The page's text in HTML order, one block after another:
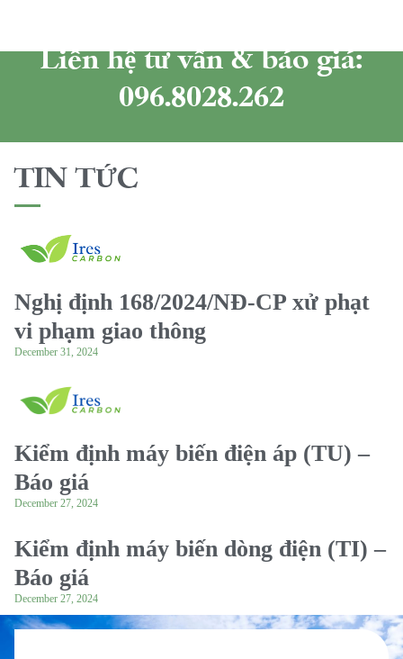
Liên hệ tư vấn & báo giá:
096.8028.262
TIN TỨC
Nghị định 168/2024/NĐ-CP xử phạt
vi phạm giao thông
December 31, 2024
Kiểm định máy biến điện áp (TU) –
Báo giá
December 27, 2024
Kiểm định máy biến dòng điện (TI) –
Báo giá
December 27, 2024